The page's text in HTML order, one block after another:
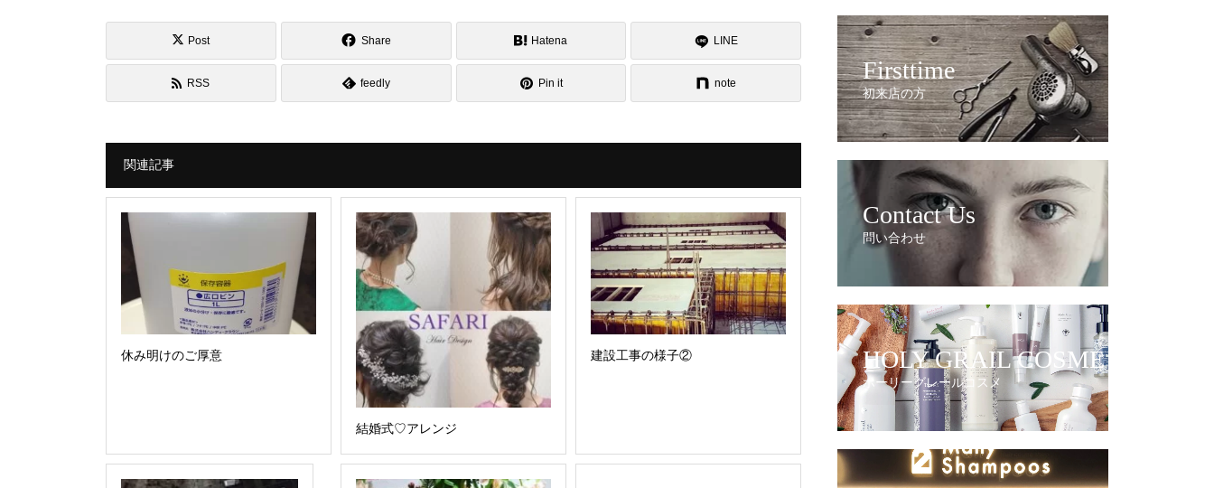
Post Share Hatena LINE
RSS feedly Pin it note
関連記事
休み明けのご厚意
結婚式♡アレンジ
建設工事の様子②
Firsttime
初来店の方
Contact Us
問い合わせ
HOLY GRAIL COSME
ホーリーグレールコスメ